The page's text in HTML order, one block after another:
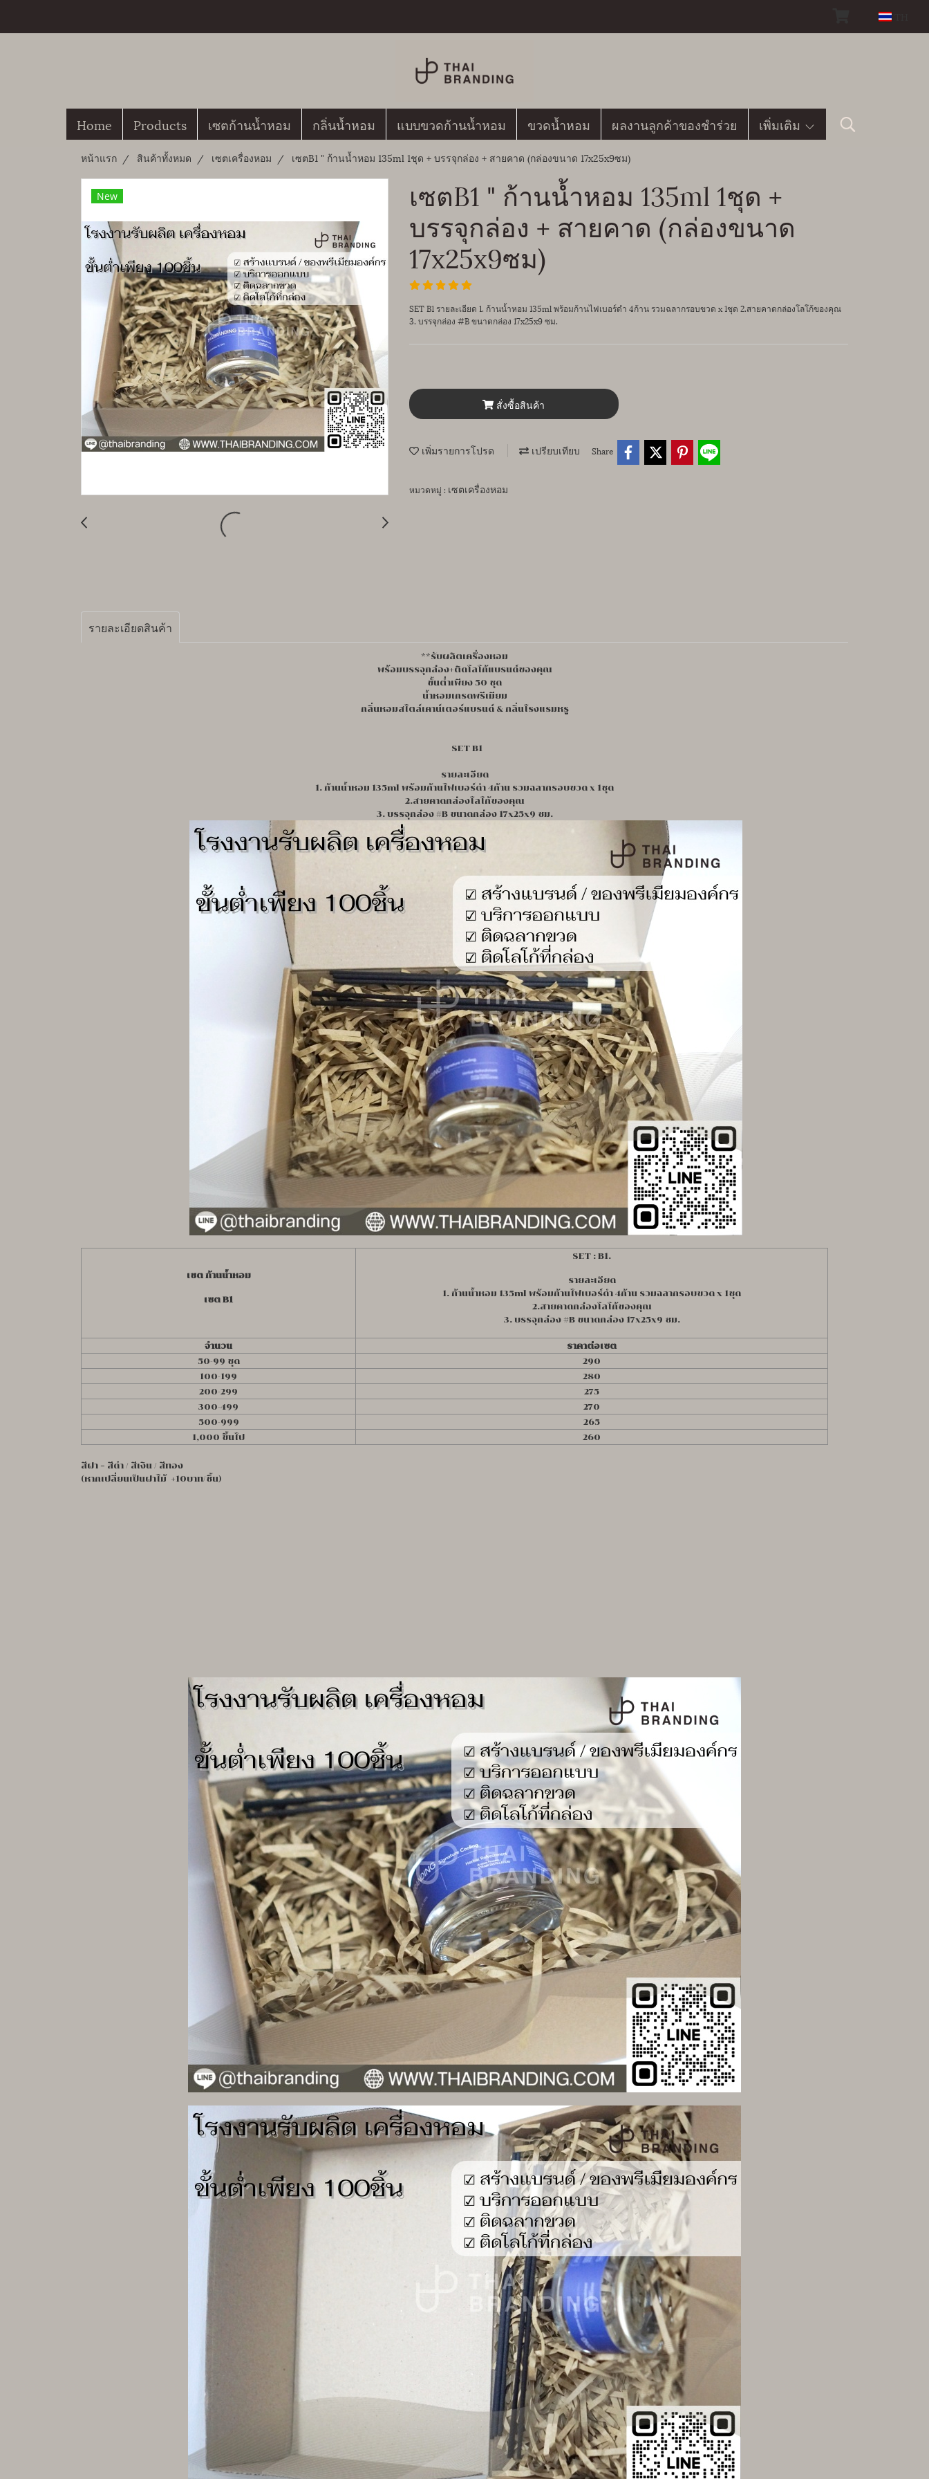
Home Products เซตก้านน้ำหอม กลิ่นน้ำหอม แบบขวดก้านน้ำหอม ขวดน้ำหอม ผลงานลูกค้าของชำร่วย เพิ่มเติม
หน้าแรก สินค้าทั้งหมด เซตเครื่องหอม เซตB1 " ก้านน้ำหอม 135ml 1ชุด + บรรจุกล่อง + สายคาด (กล่องขนาด 17x25x9ซม)
New เซตB1 " ก้านน้ำหอม 135ml 1ชุด +
บรรจุกล่อง + สายคาด (กล่องขนาด
17x25x9ซม)
SET B1 รายละเอียด 1. ก้านน้ำหอม 135ml พร้อมก้านไฟเบอร์ดำ 4ก้าน รวมฉลากรอบขวด x 1ชุด 2.สายคาดกล่องโลโก้ของคุณ
3. บรรจุกล่อง #B ขนาดกล่อง 17x25x9 ซม.
สั่งซื้อสินค้า
เพิ่มรายการโปรด เปรียบเทียบ Share
หมวดหมู่ : เซตเครื่องหอม
รายละเอียดสินค้า
**รับผลิตเครื่องหอม
พร้อมบรรจุกล่อง+ติดโลโก้แบรนด์ของคุณ
ขั้นต่ำเพียง 50 ชุด
น้ำหอมเกรดพรีเมียม
กลิ่นหอมสไตล์เคาน์เตอร์แบรนด์ & กลิ่นโรงแรมหรู
SET B1
รายละเอียด
1. ก้านน้ำหอม 135ml พร้อมก้านไฟเบอร์ดำ 4ก้าน รวมฉลากรอบขวด x 1ชุด
2.สายคาดกล่องโลโก้ของคุณ
3. บรรจุกล่อง #B ขนาดกล่อง 17x25x9 ซม.
เซต ก้านน้ำหอม
เซต B1
SET : B1.
รายละเอียด
1. ก้านน้ำหอม 135ml พร้อมก้านไฟเบอร์ดำ 4ก้าน รวมฉลากรอบขวด x 1ชุด
2.สายคาดกล่องโลโก้ของคุณ
3. บรรจุกล่อง #B ขนาดกล่อง 17x25x9 ซม.
จำนวน
ราคาต่อเซต
50-99 ชุด
290
100-199
280
200-299
275
300-499
270
500-999
265
1,000 ขึ้นไป
260
สีฝา = สีดำ / สีเงิน / สีทอง
(หากเปลี่ยนเป็นฝาไม้ +10บาท/ชิ้น)